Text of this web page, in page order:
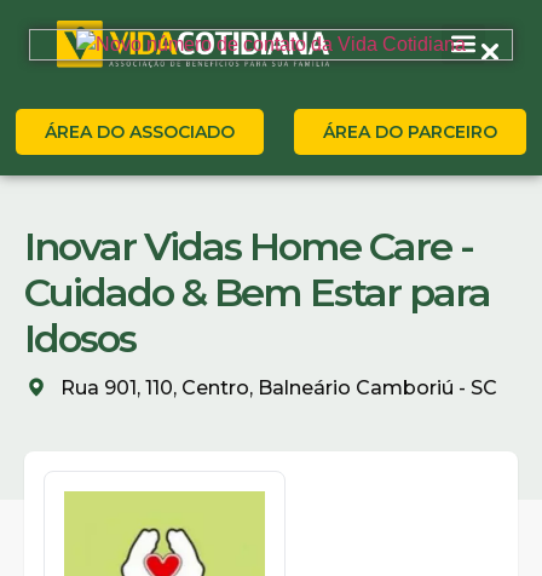
ÁREA DO ASSOCIADO ÁREA DO PARCEIRO
Inovar Vidas Home Care -
Cuidado & Bem Estar para
Idosos
Rua 901, 110, Centro, Balneário Camboriú - SC